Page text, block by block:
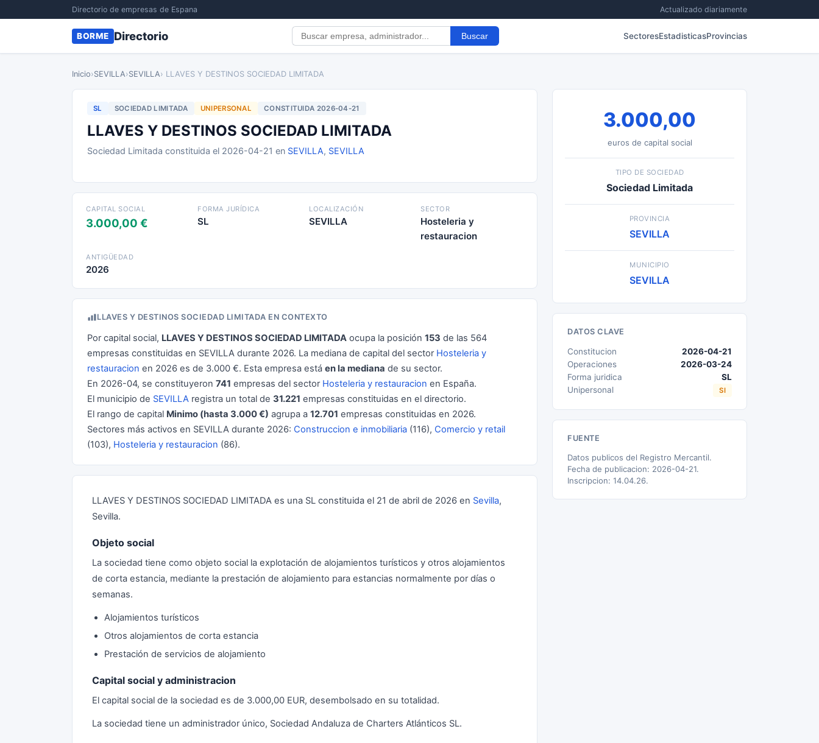
Directorio de empresas de Espana Actualizado diariamente
BORME Directorio Buscar SectoresEstadisticasProvincias
Inicio›SEVILLA›SEVILLA› LLAVES Y DESTINOS SOCIEDAD LIMITADA
SL SOCIEDAD LIMITADA UNIPERSONAL CONSTITUIDA 2026-04-21
LLAVES Y DESTINOS SOCIEDAD LIMITADA
Sociedad Limitada constituida el 2026-04-21 en SEVILLA, SEVILLA
CAPITAL SOCIAL
3.000,00 €
FORMA JURÍDICA
SL
LOCALIZACIÓN
SEVILLA
SECTOR
Hosteleria y
restauracion
ANTIGÜEDAD
2026
LLAVES Y DESTINOS SOCIEDAD LIMITADA EN CONTEXTO
Por capital social, LLAVES Y DESTINOS SOCIEDAD LIMITADA ocupa la posición 153 de las 564
empresas constituidas en SEVILLA durante 2026. La mediana de capital del sector Hosteleria y
restauracion en 2026 es de 3.000 €. Esta empresa está en la mediana de su sector.
En 2026-04, se constituyeron 741 empresas del sector Hosteleria y restauracion en España.
El municipio de SEVILLA registra un total de 31.221 empresas constituidas en el directorio.
El rango de capital Minimo (hasta 3.000 €) agrupa a 12.701 empresas constituidas en 2026.
Sectores más activos en SEVILLA durante 2026: Construccion e inmobiliaria (116), Comercio y retail
(103), Hosteleria y restauracion (86).
LLAVES Y DESTINOS SOCIEDAD LIMITADA es una SL constituida el 21 de abril de 2026 en Sevilla,
Sevilla.
Objeto social
La sociedad tiene como objeto social la explotación de alojamientos turísticos y otros alojamientos
de corta estancia, mediante la prestación de alojamiento para estancias normalmente por días o
semanas.
Alojamientos turísticos
Otros alojamientos de corta estancia
Prestación de servicios de alojamiento
Capital social y administracion
El capital social de la sociedad es de 3.000,00 EUR, desembolsado en su totalidad.
La sociedad tiene un administrador único, Sociedad Andaluza de Charters Atlánticos SL.
3.000,00
euros de capital social
TIPO DE SOCIEDAD
Sociedad Limitada
PROVINCIA
SEVILLA
MUNICIPIO
SEVILLA
DATOS CLAVE
Constitucion
2026-04-21
Operaciones
2026-03-24
Forma juridica
SL
Unipersonal
SI
FUENTE
Datos publicos del Registro Mercantil.
Fecha de publicacion: 2026-04-21.
Inscripcion: 14.04.26.